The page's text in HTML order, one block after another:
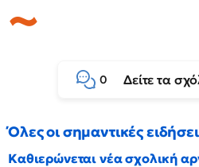
0 Δείτε τα
Όλες οι σημαντικές
Καθιερώνεται νέα σχολική